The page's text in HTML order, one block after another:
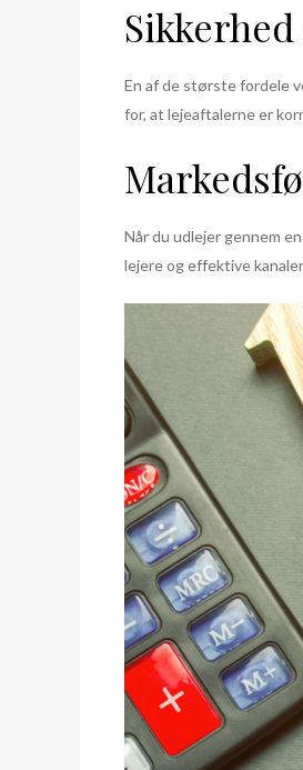
En af de største fordele
for, at lejeaftalerne er
Når du udlejer gennem
lejere og effektive